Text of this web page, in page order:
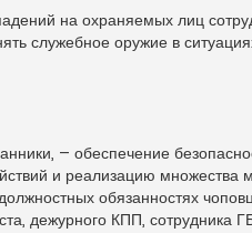
на охраняемых лиц
служебное оружие в
– обеспечение
и реализацию множества
обязанностях
дежурного КПП, сотрудника